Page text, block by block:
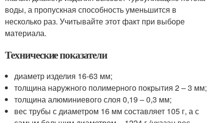
воды, а пропускная способность уменьшится в
несколько раз. Учитывайте этот факт при выборе
материала.
Технические показатели
диаметр изделия 16-63 мм;
толщина наружного полимерного покрытия 2 – 3 мм;
толщина алюминиевого слоя 0,19 – 0,3 мм;
вес трубы с диаметром 16 мм составляет 105 г, а с